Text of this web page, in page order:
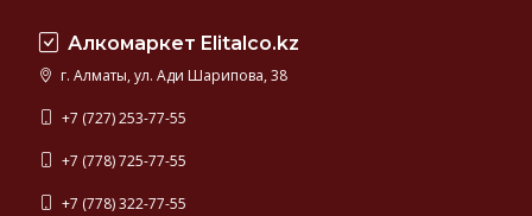
можно
купить
марки
для
коктейлей: Гордонс, Бифитер, Танкерей.
Алкомаркет Elitalco.kz
г. Алматы, ул. Ади Шарипова, 38
+7 (727) 253-77-55
+7 (778) 725-77-55
+7 (778) 322-77-55